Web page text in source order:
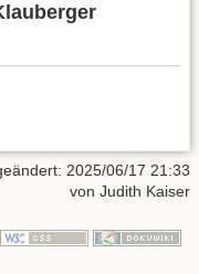
2025/06/17 21:33
von Judith Kaiser